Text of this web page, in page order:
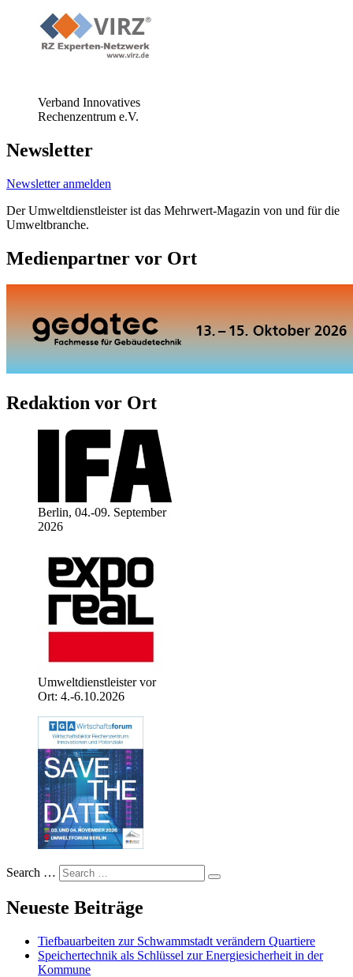
Verband Innovatives
Rechenzentrum e.V.
Newsletter
Newsletter anmelden
Der Umweltdienstleister ist das Mehrwert-Magazin von und für die
Umweltbranche.
Medienpartner vor Ort
Redaktion vor Ort
Berlin, 04.-09. September
2026
Umweltdienstleister vor
Ort: 4.-6.10.2026
Search …
Neueste Beiträge
Tiefbauarbeiten zur Schwammstadt verändern Quartiere
Speichertechnik als Schlüssel zur Energiesicherheit in der
Kommune